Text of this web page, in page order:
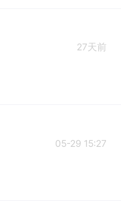
27天前
05-29 15:27